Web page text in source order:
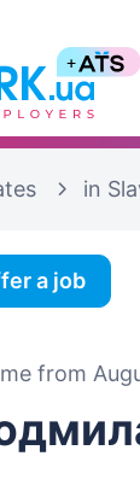
in
a job
from